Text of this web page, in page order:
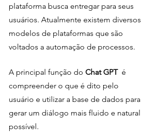
plataforma busca entregar para seus
usuários. Atualmente existem diversos
modelos de plataformas que são
voltados a automação de processos.
A principal função do Chat GPT
  é
compreender o que é dito pelo
usuário e utilizar a base de dados para
gerar um diálogo mais fluido e natural
possível.